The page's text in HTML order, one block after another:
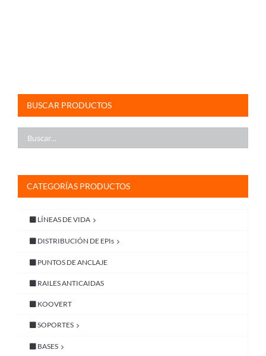
BUSCAR PRODUCTOS
CATEGORÍAS PRODUCTOS
LÍNEAS DE VIDA
DISTRIBUCIÓN DE EPIs
PUNTOS DE ANCLAJE
RAILES ANTICAIDAS
KOOVERT
SOPORTES
BASES